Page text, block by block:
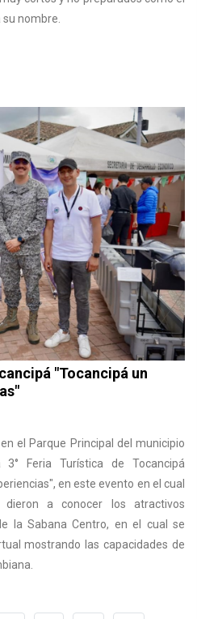
nombre.
"Tocancipá un
el Parque Principal del municipio
Feria Turística de Tocancipá
en este evento en el cual
a conocer los atractivos
la Sabana Centro, en el cual se
mostrando las capacidades de